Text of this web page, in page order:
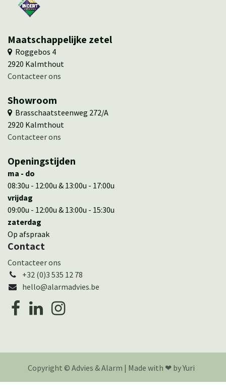
Maatschappelijke zetel
​ ​Roggebos 4
​2920 Kalmthout
Contacteer ons
Showroom
​ Brasschaatsteenweg 272/A
​​2920 Kalmthout
​​Contacteer ons
Openingstijden
ma - do
08:30u - 12:00u & 13:00u - 17:00u
vrijdag
09:00u - 12:00u & 13:00u - 15:30u
zaterdag
Op afspraak
Contact
Cont​actee​r ons
+32 (0)3 535 12 78
hello@alarmadvies.be
Copyright © Advies & Alarm | Made with ❤︎ by Yuri